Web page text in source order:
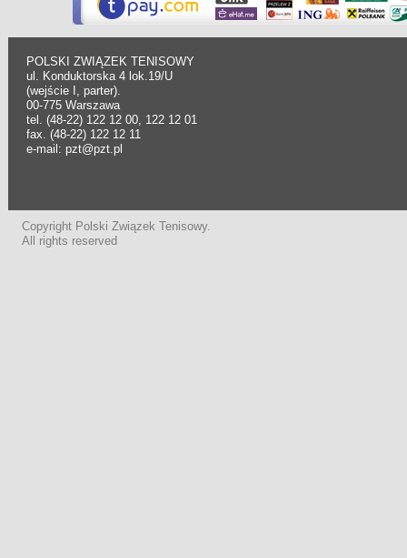
POLSKI ZWIĄZEK TENISOWY
ul. Konduktorska 4 lok.19/U
(wejście I, parter).
00-775 Warszawa
tel. (48-22) 122 12 00, 122 12 01
fax. (48-22) 122 12 11
e-mail: pzt@pzt.pl
Copyright Polski Związek Tenisowy.
All rights reserved